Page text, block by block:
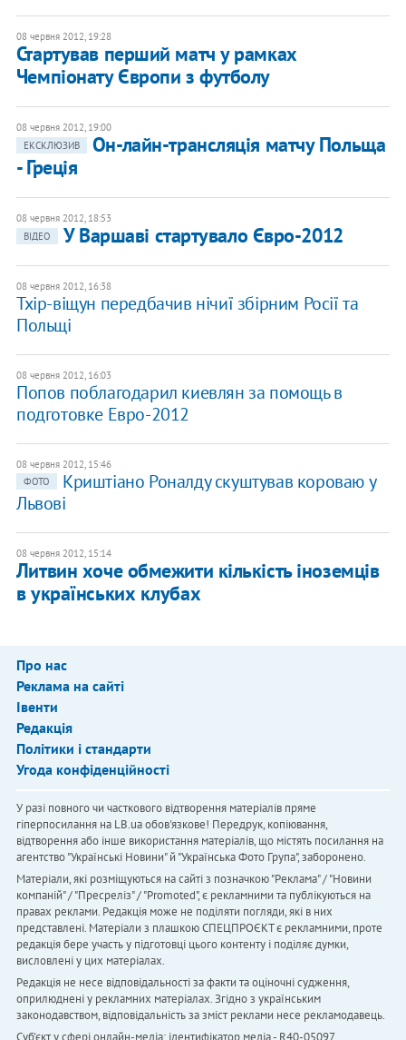
08 червня 2012, 19:28
Стартував перший матч у рамках
Чемпіонату Європи з футболу
08 червня 2012, 19:00
ЕКСКЛЮЗИВ
Он-лайн-трансляція матчу Польща
- Греція
08 червня 2012, 18:53
ВІДЕО
У Варшаві стартувало Євро-2012
08 червня 2012, 16:38
Тхір-віщун передбачив нічиї збірним Росії та
Польщі
08 червня 2012, 16:03
​Попов поблагодарил киевлян за помощь в
подготовке Евро-2012
08 червня 2012, 15:46
ФОТО
Криштіано Роналду скуштував короваю у
Львові
08 червня 2012, 15:14
Литвин хоче обмежити кількість іноземців
в українських клубах
Про нас
Реклама на сайті
Івенти
Редакція
Політики і стандарти
Угода конфіденційності
У разі повного чи часткового відтворення матеріалів пряме
гіперпосилання на LB.ua обов'язкове! Передрук, копіювання,
відтворення або інше використання матеріалів, що містять посилання на
агентство "Українськi Новини" й "Українська Фото Група", заборонено.
Матеріали, які розміщуються на сайті з позначкою "Реклама" / "Новини
компаній" / "Пресреліз" / "Promoted", є рекламними та публікуються на
правах реклами. Редакція може не поділяти погляди, які в них
представлені. Матеріали з плашкою СПЕЦПРОЄКТ є рекламними, проте
редакція бере участь у підготовці цього контенту і поділяє думки,
висловлені у цих матеріалах.
Редакція не несе відповідальності за факти та оціночні судження,
оприлюднені у рекламних матеріалах. Згідно з українським
законодавством, відповідальність за зміст реклами несе рекламодавець.